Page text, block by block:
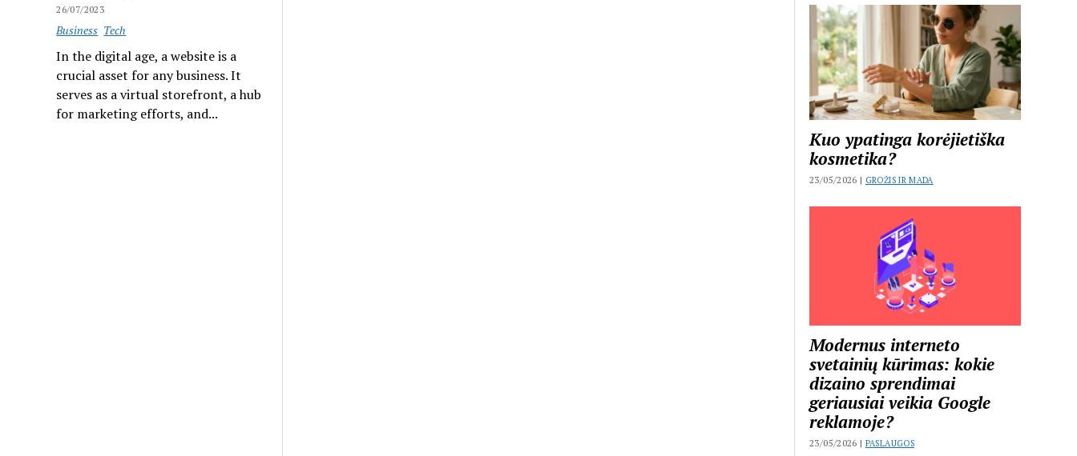
26/07/2023
Business Tech
In the digital age, a website is a
crucial asset for any business. It
serves as a virtual storefront, a hub
for marketing efforts, and...
Kuo ypatinga korėjietiška
kosmetika?
23/05/2026 | GROŽIS IR MADA
Modernus interneto
svetainių kūrimas: kokie
dizaino sprendimai
geriausiai veikia Google
reklamoje?
23/05/2026 | PASLAUGOS